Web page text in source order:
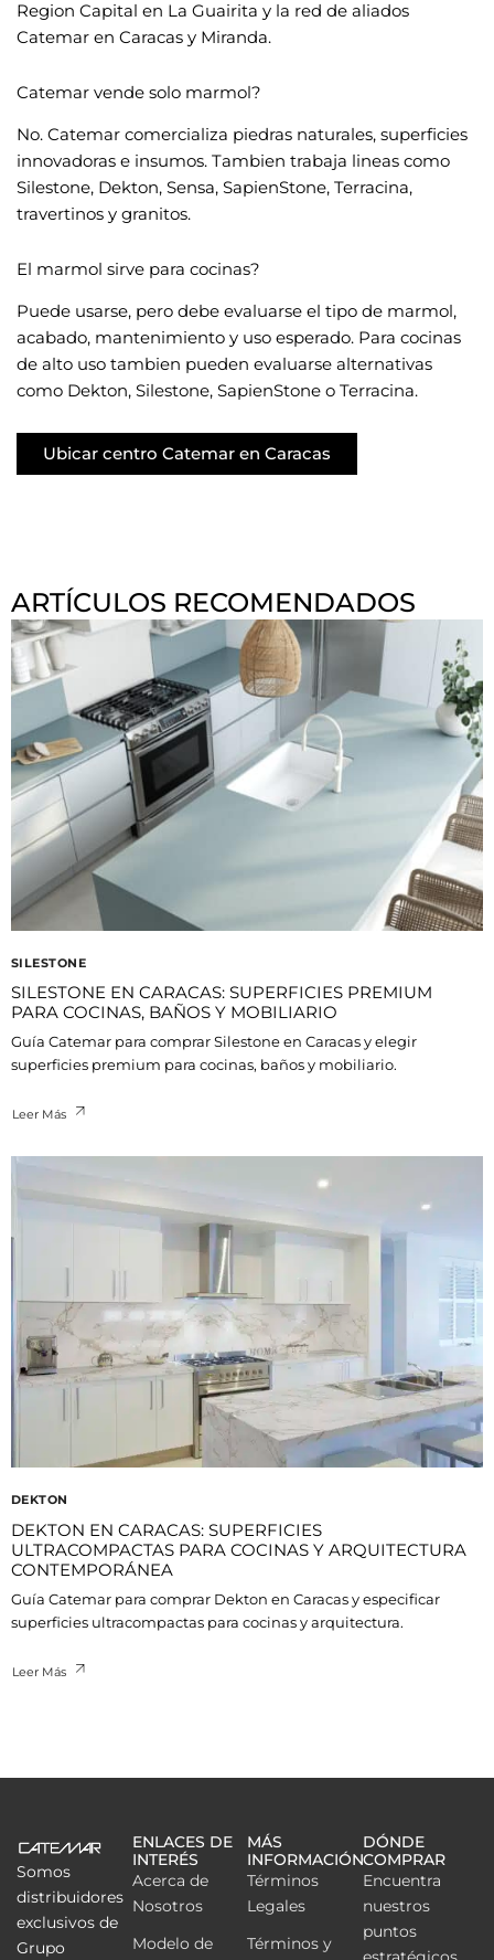
Region Capital en La Guairita y la red de aliados
Catemar en Caracas y Miranda.
Catemar vende solo marmol?
No. Catemar comercializa piedras naturales, superficies
innovadoras e insumos. Tambien trabaja lineas como
Silestone, Dekton, Sensa, SapienStone, Terracina,
travertinos y granitos.
El marmol sirve para cocinas?
Puede usarse, pero debe evaluarse el tipo de marmol,
acabado, mantenimiento y uso esperado. Para cocinas
de alto uso tambien pueden evaluarse alternativas
como Dekton, Silestone, SapienStone o Terracina.
Ubicar centro Catemar en Caracas
ARTÍCULOS RECOMENDADOS
SILESTONE
SILESTONE EN CARACAS: SUPERFICIES PREMIUM
PARA COCINAS, BAÑOS Y MOBILIARIO
Guía Catemar para comprar Silestone en Caracas y elegir
superficies premium para cocinas, baños y mobiliario.
Leer Más
DEKTON
DEKTON EN CARACAS: SUPERFICIES
ULTRACOMPACTAS PARA COCINAS Y ARQUITECTURA
CONTEMPORÁNEA
Guía Catemar para comprar Dekton en Caracas y especificar
superficies ultracompactas para cocinas y arquitectura.
Leer Más
Somos
distribuidores
exclusivos de
Grupo
ENLACES DE
INTERÉS
Acerca de
Nosotros
Modelo de
MÁS
INFORMACIÓN
Términos
Legales
Términos y
DÓNDE
COMPRAR
Encuentra
nuestros
puntos